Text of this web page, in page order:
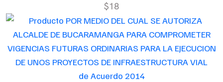
$18
de Acuerdo 2014